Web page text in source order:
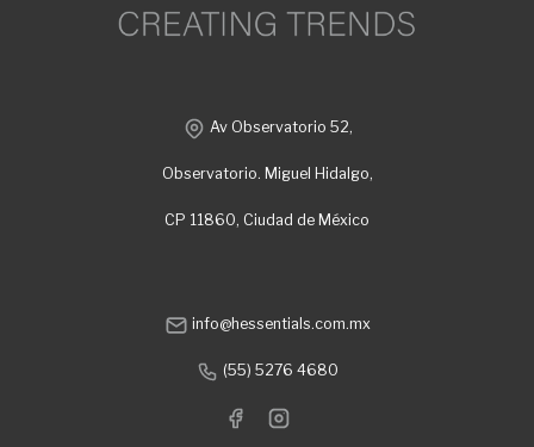
Av Observatorio 52,
Observatorio. Miguel Hidalgo,
CP 11860, Ciudad de México
info@hessentials.com.mx
(55) 5276 4680